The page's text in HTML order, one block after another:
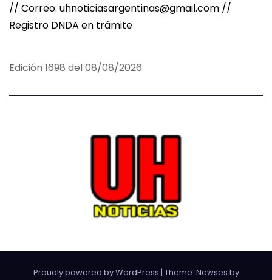
// Correo: uhnoticiasargentinas@gmail.com //
Registro DNDA en trámite
Edición 1698 del 08/08/2026
Proudly powered by WordPress | Theme: Newses by